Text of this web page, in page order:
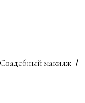
Свадебный макияж /